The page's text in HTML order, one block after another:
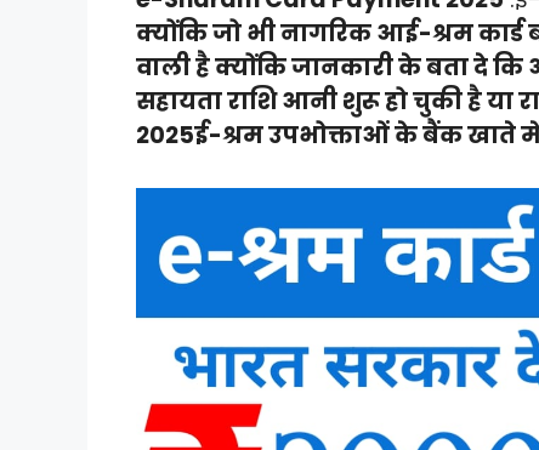
क्योंकि जो भी नागरिक आई-श्रम
वाली है क्योंकि जानकारी के बता दे
सहायता राशि आनी शुरू हो चुकी है या
2025ई-श्रम उपभोक्ताओं के बैंक खाते में